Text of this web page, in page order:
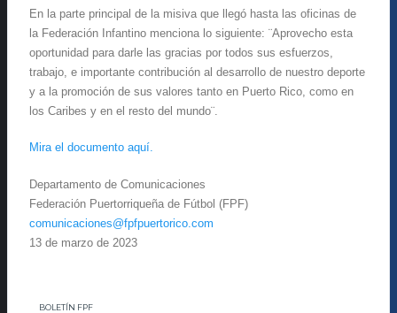
En la parte principal de la misiva que llegó hasta las oficinas de
la Federación Infantino menciona lo siguiente: ¨Aprovecho esta
oportunidad para darle las gracias por todos sus esfuerzos,
trabajo, e importante contribución al desarrollo de nuestro deporte
y a la promoción de sus valores tanto en Puerto Rico, como en
los Caribes y en el resto del mundo¨.
Mira el documento aquí.
Departamento de Comunicaciones
Federación Puertorriqueña de Fútbol (FPF)
comunicaciones@fpfpuertorico.com
13 de marzo de 2023
BOLETÍN FPF